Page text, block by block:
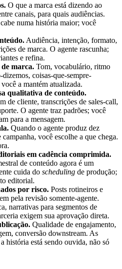
O que a marca está dizendo ao
canais, para quais audiências.
numa história maior; você
Audiência, intenção, formato,
de marca. O agente rascunha;
e refina.
marca. Tom, vocabulário, ritmo
coisas-que-sempre-
a mantém atualizada.
qualitativa de conteúdo.
de cliente, transcrições de sales-call,
O agente traz padrões; você
para a mensagem.
Quando o agente produz dez
campanha, você escolhe a que chega.
em cadência comprimida.
de conteúdo agora é um
cuida do scheduling de produção;
editorial.
por risco. Posts rotineiros e
pela revisão somente-agente.
narrativas para segmentos de
exigem sua aprovação direta.
Qualidade de engajamento,
conversão downstream. As
história está sendo ouvida, não só